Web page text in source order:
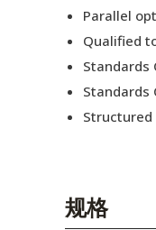
Parallel
Qualified
Standards
Standards
Structured
规格